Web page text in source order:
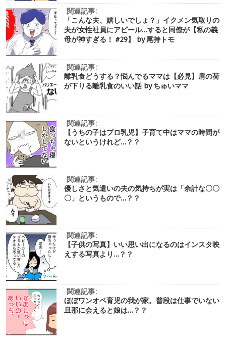
関連記事:
「こんな夫、嬉しいでしょ？」イクメン気取りの
夫が女性社員にアピール…すると同僚が【私の義
母が神すぎる！ #29】 by 尾持トモ
関連記事:
離乳食どうする？悩んでるママは【必見】肩の荷
が下りる離乳食のいい話 by ちゅいママ
関連記事:
【うちの子はプロ乳児】子育て中はママの時間が
ないというけれど…？？
関連記事:
優しさと気遣いの夫の気持ちが実は「余計な〇〇
〇」というもので…？？
関連記事:
【子供の写真】いい思い出になるのはインスタ映
えする写真より…？？
関連記事:
ほぼワンオペ育児の我が家。普段は仕事でいない
旦那に会えると娘は…？？